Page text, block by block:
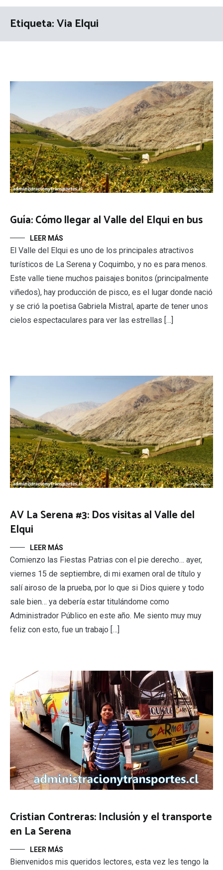
Etiqueta:Via Elqui
Guía: Cómo llegar al Valle del Elqui en bus
LEER MÁS
El Valle del Elqui es uno de los principales atractivos
turísticos de La Serena y Coquimbo, y no es para menos.
Este valle tiene muchos paisajes bonitos (principalmente
viñedos), hay producción de pisco, es el lugar donde nació
y se crió la poetisa Gabriela Mistral, aparte de tener unos
cielos espectaculares para ver las estrellas […]
AV La Serena #3: Dos visitas al Valle del
Elqui
LEER MÁS
Comienzo las Fiestas Patrias con el pie derecho… ayer,
viernes 15 de septiembre, di mi examen oral de título y
salí airoso de la prueba, por lo que si Dios quiere y todo
sale bien… ya debería estar titulándome como
Administrador Público en este año. Me siento muy muy
feliz con esto, fue un trabajo […]
Cristian Contreras: Inclusión y el transporte
en La Serena
LEER MÁS
Bienvenidos mis queridos lectores, esta vez les tengo la